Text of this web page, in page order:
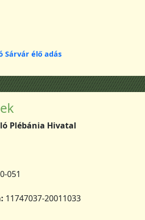
Sárvár élő adás
Plébánia Hivatal
051
11747037-20011033